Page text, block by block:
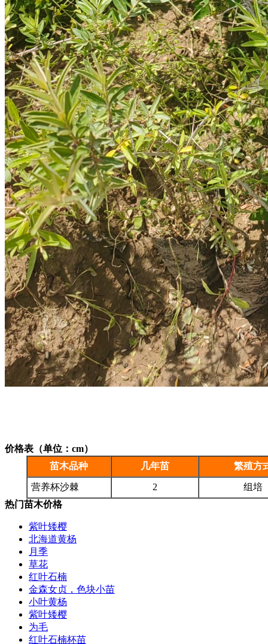
价格表（单位：cm）
苗木品种
几年苗 繁殖方
营养杯沙棘 2
组培
热门苗木价格
紫叶矮樱
北海道黄杨
月季
草花
红叶石楠
金森女贞，色块小苗
小叶黄杨
紫叶矮樱
为毛
红叶石楠杯苗